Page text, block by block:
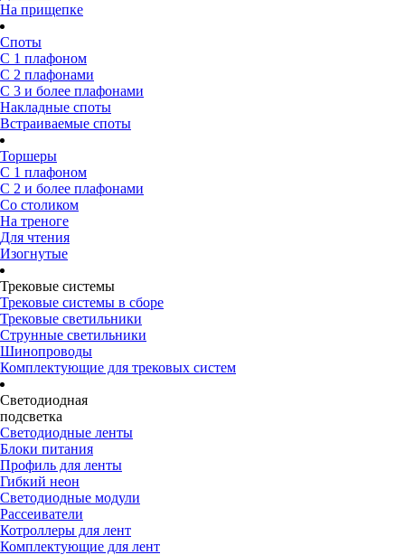
На прищепке
Споты
С 1 плафоном
С 2 плафонами
С 3 и более плафонами
Накладные споты
Встраиваемые споты
Торшеры
С 1 плафоном
С 2 и более плафонами
Со столиком
На треноге
Для чтения
Изогнутые
Трековые системы
Трековые системы в сборе
Трековые светильники
Струнные светильники
Шинопроводы
Комплектующие для трековых систем
Светодиодная
подсветка
Светодиодные ленты
Блоки питания
Профиль для ленты
Гибкий неон
Светодиодные модули
Рассеиватели
Котроллеры для лент
Комплектующие для лент